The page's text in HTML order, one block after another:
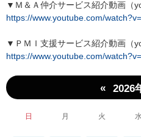
▼Ｍ＆Ａ仲介サービス紹介動画（
https://www.youtube.com/
▼ＰＭＩ支援サービス紹介動画（
https://www.youtube.com/
« 2026
日 月 火 水